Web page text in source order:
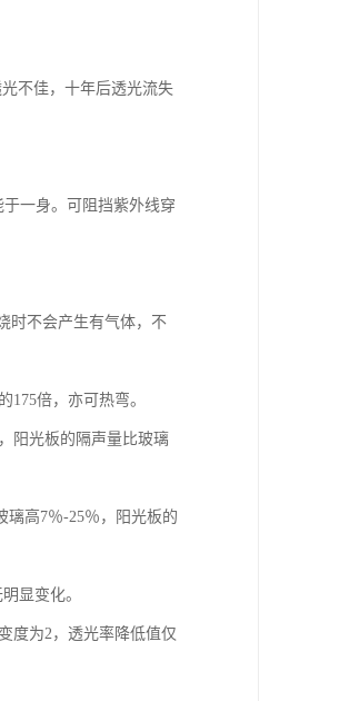
不佳，十年后透光流失
一身。可阻挡紫外线穿
时不会产生有气体，不
倍，亦可热弯。
阳光板的隔声量比玻璃
高7％-25％，阳光板的
显变化。
度为2，透光率降低值仅